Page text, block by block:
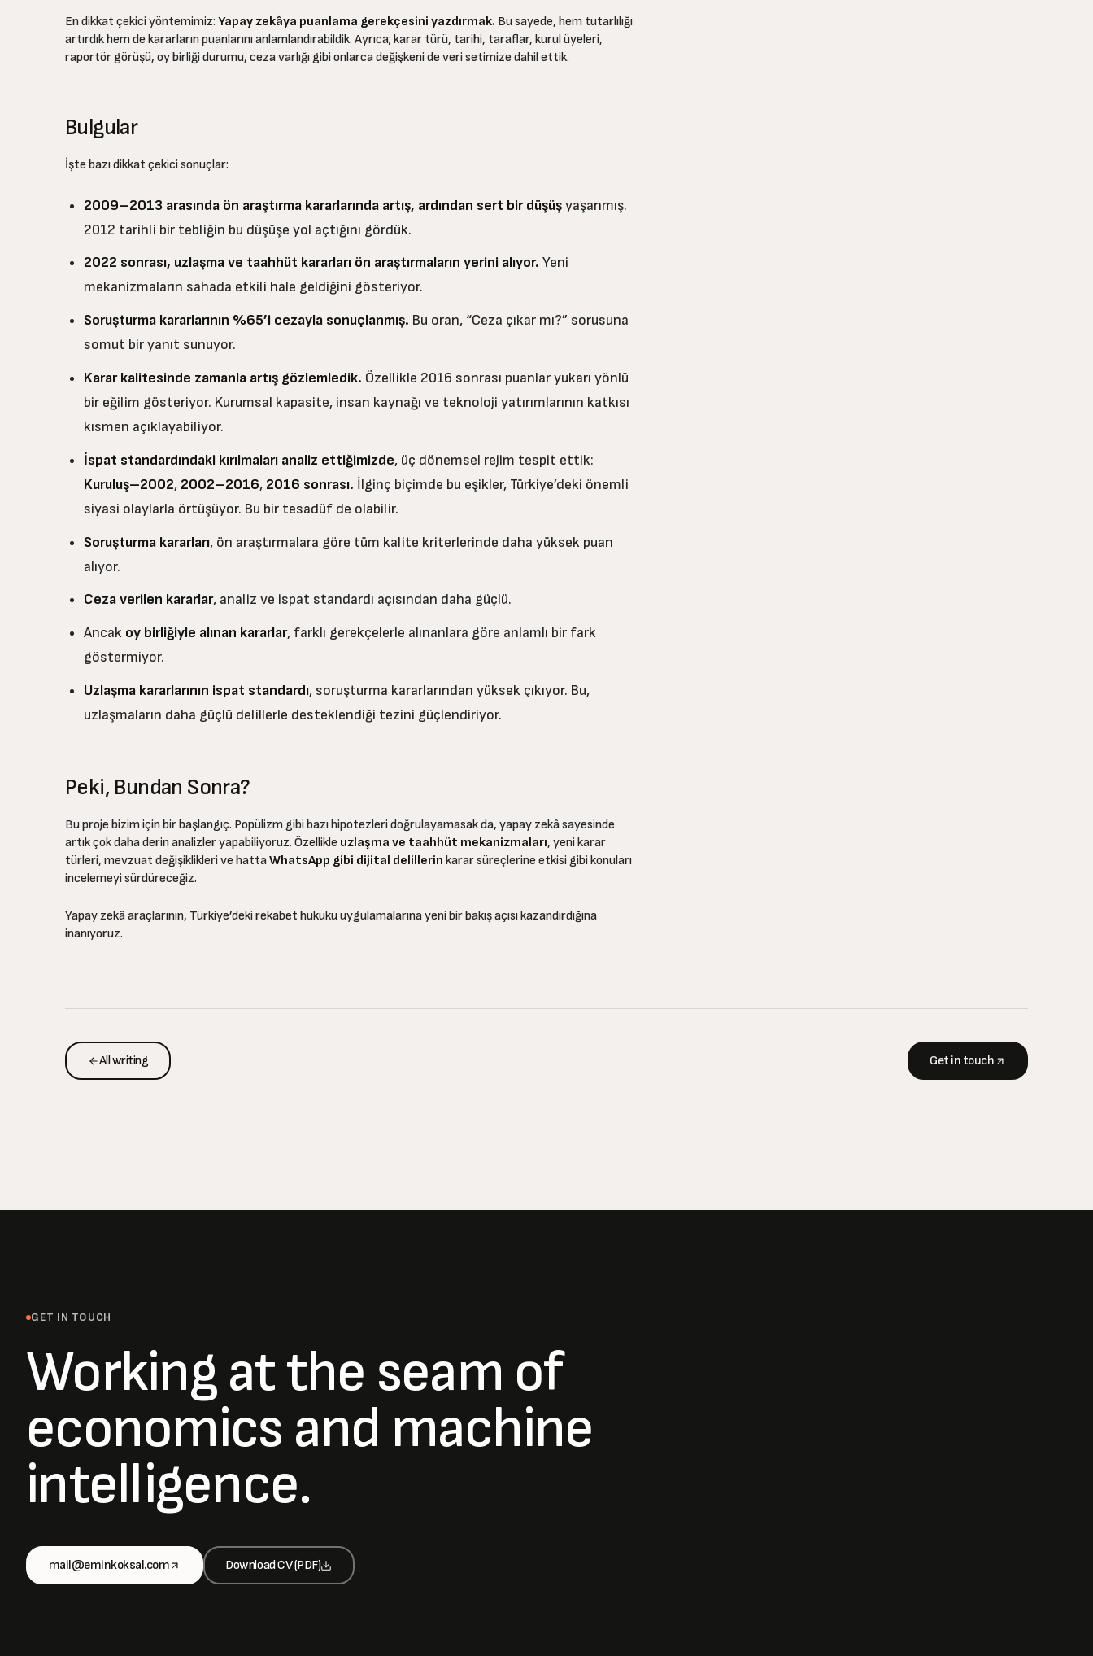
En dikkat çekici yöntemimiz: Yapay zekâya puanlama gerekçesini yazdırmak. Bu sayede, hem tutarlılığı
artırdık hem de kararların puanlarını anlamlandırabildik. Ayrıca; karar türü, tarihi, taraflar, kurul üyeleri,
raportör görüşü, oy birliği durumu, ceza varlığı gibi onlarca değişkeni de veri setimize dahil ettik.
Bulgular
İşte bazı dikkat çekici sonuçlar:
2009–2013 arasında ön araştırma kararlarında artış, ardından sert bir düşüşyaşanmış.
2012 tarihli bir tebliğin bu düşüşe yol açtığını gördük.
2022 sonrası, uzlaşma ve taahhüt kararları ön araştırmaların yerini alıyor. Yeni
mekanizmaların sahada etkili hale geldiğini gösteriyor.
Soruşturma kararlarının %65’i cezayla sonuçlanmış. Bu oran, “Ceza çıkar mı?” sorusuna
somut bir yanıt sunuyor.
Karar kalitesinde zamanla artış gözlemledik. Özellikle 2016 sonrası puanlar yukarı yönlü
bir eğilim gösteriyor. Kurumsal kapasite, insan kaynağı ve teknoloji yatırımlarının katkısı
kısmen açıklayabiliyor.
İspat standardındaki kırılmaları analiz ettiğimizde, üç dönemsel rejim tespit ettik:
Kuruluş–2002, 2002–2016, 2016 sonrası. İlginç biçimde bu eşikler, Türkiye’deki önemli
siyasi olaylarla örtüşüyor. Bu bir tesadüf de olabilir.
Soruşturma kararları, ön araştırmalara göre tüm kalite kriterlerinde daha yüksek puan
alıyor.
Ceza verilen kararlar, analiz ve ispat standardı açısından daha güçlü.
Ancak oy birliğiyle alınan kararlar, farklı gerekçelerle alınanlara göre anlamlı bir fark
göstermiyor.
Uzlaşma kararlarının ispat standardı, soruşturma kararlarından yüksek çıkıyor. Bu,
uzlaşmaların daha güçlü delillerle desteklendiği tezini güçlendiriyor.
Peki, Bundan Sonra?
Bu proje bizim için bir başlangıç. Popülizm gibi bazı hipotezleri doğrulayamasak da, yapay zekâ sayesinde
artık çok daha derin analizler yapabiliyoruz. Özellikle uzlaşma ve taahhüt mekanizmaları, yeni karar
türleri, mevzuat değişiklikleri ve hattaWhatsApp gibi dijital delillerin karar süreçlerine etkisi gibi konuları
incelemeyi sürdüreceğiz.
Yapay zekâ araçlarının, Türkiye’deki rekabet hukuku uygulamalarına yeni bir bakış açısı kazandırdığına
inanıyoruz.
All writing Get in touch
GET IN TOUCH
Working at the seam of
economics and machine
intelligence.
mail@eminkoksal.com Download CV (PDF)